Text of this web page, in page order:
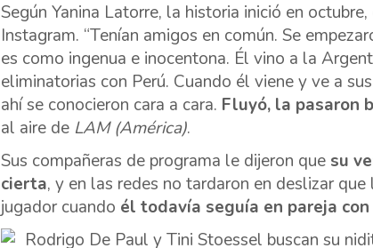
Según Yanina Latorre, la historia inició en
Instagram. “Tenían amigos en común. Se
es como ingenua e inocentona. Él vino a la
eliminatorias con Perú. Cuando él viene y ve a
ahí se conocieron cara a cara. Fluyó, la pasaron
al aire de LAM (América).
Sus compañeras de programa le dijeron que su
cierta, y en las redes no tardaron en deslizar
jugador cuando él todavía seguía en pareja